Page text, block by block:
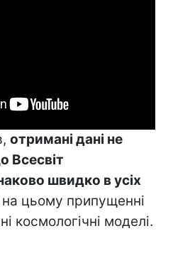
отримані дані не
Всесвіт
швидко в усіх
цьому припущенні
космологічні моделі.